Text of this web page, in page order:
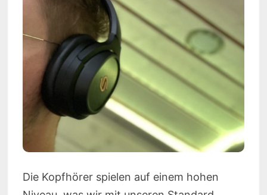
Die Kopfhörer spielen auf einem hohen